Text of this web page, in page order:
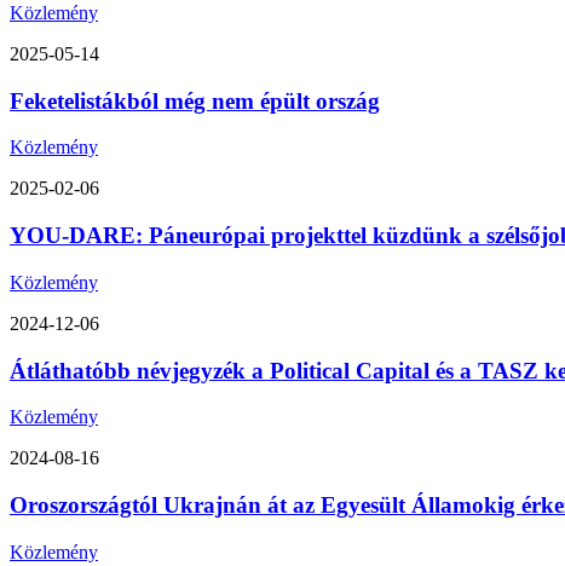
Közlemény
2025-05-14
Feketelistákból még nem épült ország
Közlemény
2025-02-06
YOU-DARE: Páneurópai projekttel küzdünk a
Közlemény
2024-12-06
Átláthatóbb névjegyzék a Political Capital és a TASZ
Közlemény
2024-08-16
Oroszországtól Ukrajnán át az Egyesült Államokig
Közlemény